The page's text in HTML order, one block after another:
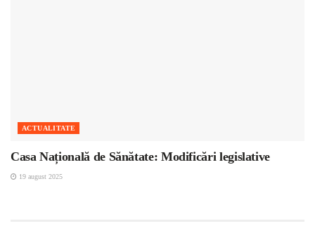
ACTUALITATE
Casa Națională de Sănătate: Modificări legislative
19 august 2025